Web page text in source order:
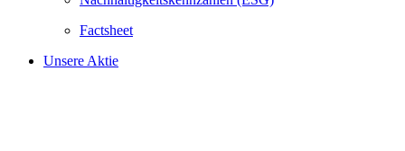
Factsheet
Unsere Aktie